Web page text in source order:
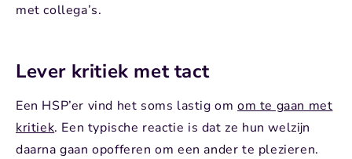
met collega’s.
Lever kritiek met tact
Een HSP’er vind het soms lastig omom te gaan met
kritiek. Een typische reactie is dat ze hun welzijn
daarna gaan opofferen om een ander te plezieren.